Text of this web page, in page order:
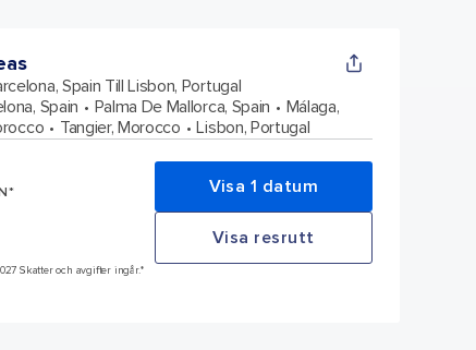
Spain Till Lisbon, Portugal
Spain Palma De Mallorca, Spain
Málaga,
Tangier, Morocco Lisbon, Portugal
Visa 1 datum
Visa resrutt
Skatter och avgifter ingår.*